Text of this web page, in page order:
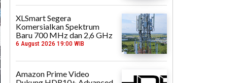
XLSmart Segera
Komersialkan Spektrum
Baru 700 MHz dan 2,6 GHz
6 August 2026 19:00 WIB
Amazon Prime Video